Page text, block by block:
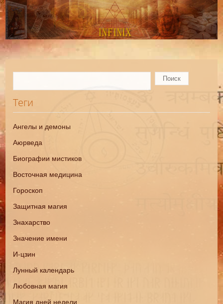
Теги
Ангелы и демоны
Аюрведа
Биографии мистиков
Восточная медицина
Гороскоп
Защитная магия
Знахарство
Значение имени
И-цзин
Лунный календарь
Любовная магия
Магия дней недели